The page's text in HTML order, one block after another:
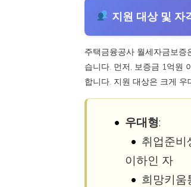
지원 대상 및 자
주택금융공사 월세자금보
습니다. 먼저, 보증금 1억원
합니다. 지원 대상은 크게
우대형:
취업준비
이하인 자
희망키움